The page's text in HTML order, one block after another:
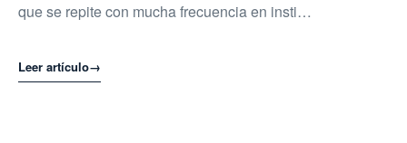
que se repite con mucha frecuencia en insti…
Leer artículo→